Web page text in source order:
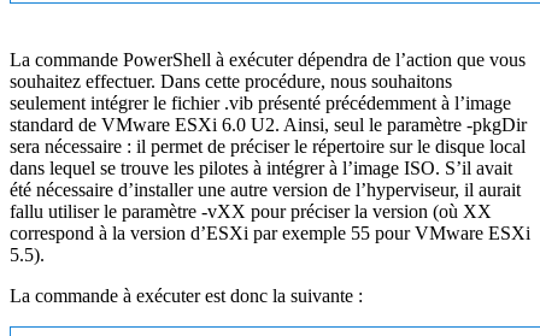
La commande PowerShell à exécuter dépendra de l’action que vous
souhaitez effectuer. Dans cette procédure, nous souhaitons
seulement intégrer le fichier .vib présenté précédemment à l’image
standard de VMware ESXi 6.0 U2. Ainsi, seul le paramètre -pkgDir
sera nécessaire : il permet de préciser le répertoire sur le disque local
dans lequel se trouve les pilotes à intégrer à l’image ISO. S’il avait
été nécessaire d’installer une autre version de l’hyperviseur, il aurait
fallu utiliser le paramètre -vXX pour préciser la version (où XX
correspond à la version d’ESXi par exemple 55 pour VMware ESXi
5.5).
La commande à exécuter est donc la suivante :